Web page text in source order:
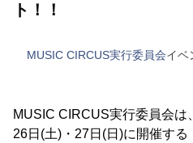
ト！！
MUSIC CIRCUS実行委員会イベ
MUSIC CIRCUS実行委員会は
26日(土)・27日(日)に開催する